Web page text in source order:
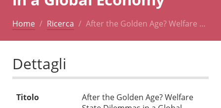
Home Ricerca After the Golden Age? Welfare …
Dettagli
Titolo
After the Golden Age? Welfare